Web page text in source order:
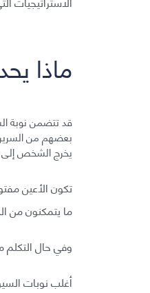
ماذا
قد تتضمن نوبة
بعضهم من السرير
يخرج الشخص إلى
تكون الأعين
ما يتمكنون من
وفي حال التكلم